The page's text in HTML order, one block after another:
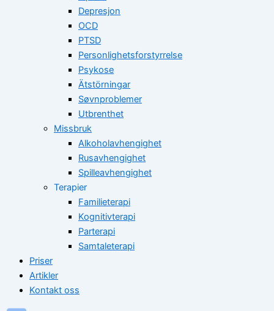
Depresjon
OCD
PTSD
Personlighetsforstyrrelse
Psykose
Ätstörningar
Søvnproblemer
Utbrenthet
Missbruk
Alkoholavhengighet
Rusavhengighet
Spilleavhengighet
Terapier
Familieterapi
Kognitivterapi
Parterapi
Samtaleterapi
Priser
Artikler
Kontakt oss